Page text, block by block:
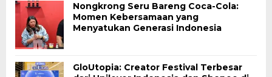
Nongkrong Seru Bareng Coca-Cola:
Momen Kebersamaan yang
Menyatukan Generasi Indonesia
GloUtopia: Creator Festival Terbesar